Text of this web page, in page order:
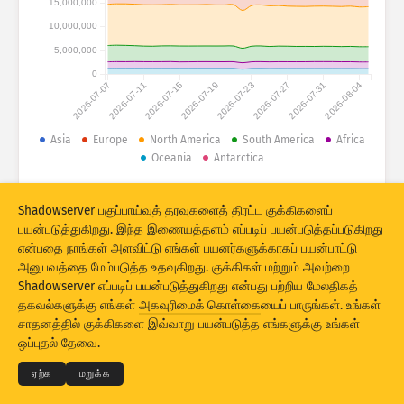
தாக்குதல் புள்ளிவிவரங்கள்: சாதனங்கள்
தரவுத் தொகுதி
எல்லை
முடிவுகளைத் தானாக இற்றைப்படுத்த
இற்றைப்படுத்த மீளமைக்க
PNG-ஆகத் தரவிறக்கு
2026-07-072026-07-112026-07-152026-07-192026-07-232026-07-272026-07-312026-08-04
0
5,000,000
10,000,000
15,000,000
Asia Europe North America South America
Africa
Oceania
Antarctica
© 2026THE SHADOWSERVER FOUNDATION
அகவுரிமை மற்றும் விதிமுறைகள்
எங்களைத் தொடர்பு கொள்ள
பணிபுரிந்தோர்
Shadowserver பகுப்பாய்வுத் தரவுகளைத் திரட்ட குக்கிகளைப்
பயன்படுத்துகிறது. இந்த இணையத்தளம் எப்படிப் பயன்படுத்தப்படுகிறது
என்பதை நாங்கள் அளவிட்டு எங்கள் பயனர்களுக்காகப் பயன்பாட்டு
அனுபவத்தை மேம்படுத்த உதவுகிறது. குக்கிகள் மற்றும் அவற்றை
Shadowserver எப்படிப் பயன்படுத்துகிறது என்பது பற்றிய மேலதிகத்
தகவல்களுக்கு எங்கள் அகவுரிமைக் கொள்கையைப் பாருங்கள். உங்கள்
சாதனத்தில் குக்கிகளை இவ்வாறு பயன்படுத்த எங்களுக்கு உங்கள்
ஒப்புதல் தேவை.
ஏற்க மறுக்க